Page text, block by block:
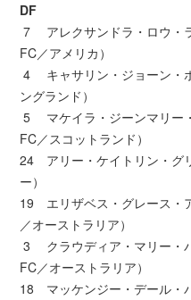
DF
7 アレクサンドラ・ロウ・
FC／アメリカ）
4 キャサリン・ジョーン・
ングランド）
5 マケイラ・ジーンマリー
FC／スコットランド）
24 アリー・ケイトリン・グ
ー）
19 エリザベス・グレース・
／オーストラリア）
3 クラウディア・マリー・
FC／オーストラリア）
18 マッケンジー・デール・